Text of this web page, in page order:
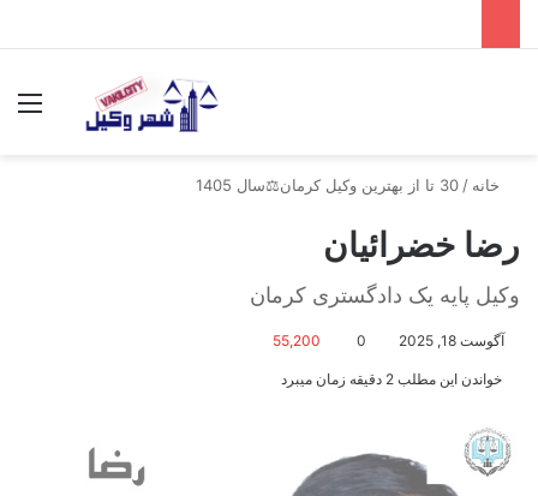
خانه / 30 تا از بهترین وکیل کرمان⚖️سال 1405
رضا خضرائیان
وکیل پایه یک دادگستری کرمان
آگوست 18, 2025 0
55,200
خواندن این مطلب 2 دقیقه زمان میبرد